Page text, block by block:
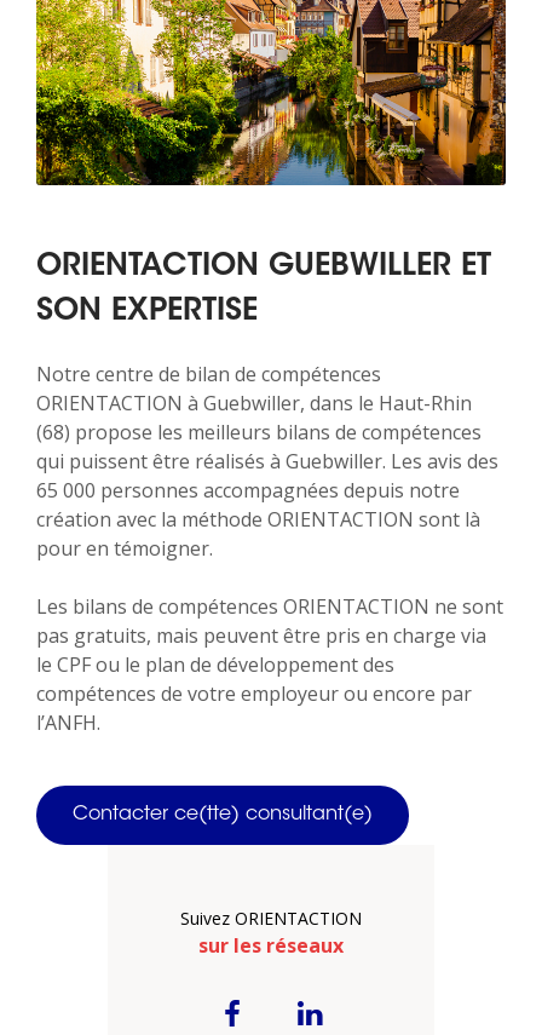
ORIENTACTION GUEBWILLER ET
SON EXPERTISE
Notre centre de bilan de compétences
ORIENTACTION à Guebwiller, dans le Haut-Rhin
(68) propose les meilleurs bilans de compétences
qui puissent être réalisés à Guebwiller. Les avis des
65 000 personnes accompagnées depuis notre
création avec la méthode ORIENTACTION sont là
pour en témoigner.
Les bilans de compétences ORIENTACTION ne sont
pas gratuits, mais peuvent être pris en charge via
le CPF ou le plan de développement des
compétences de votre employeur ou encore par
l’ANFH.
Contacter ce(tte) consultant(e)
Suivez ORIENTACTION
sur les réseaux